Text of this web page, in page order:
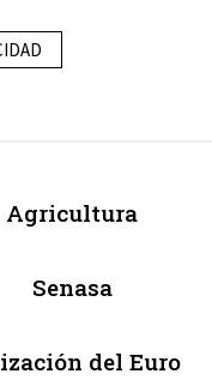
Agricultura
Senasa
del Euro